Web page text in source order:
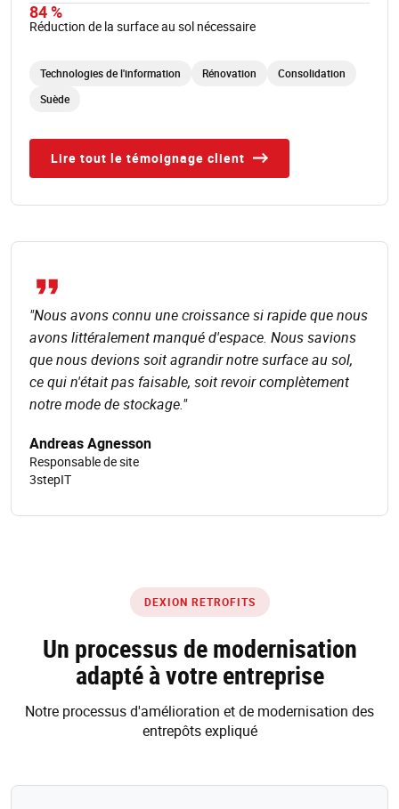
84 %
Réduction de la surface au sol nécessaire
Technologies de l'information Rénovation
Consolidation
Suède
Lire tout le témoignage client
"Nous avons connu une croissance si rapide que nous
avons littéralement manqué d'espace. Nous savions
que nous devions soit agrandir notre surface au sol,
ce qui n'était pas faisable, soit revoir complètement
notre mode de stockage."
Andreas Agnesson
Responsable de site
3stepIT
DEXION RETROFITS
Un processus de modernisation
adapté à votre entreprise
Notre processus d'amélioration et de modernisation des
entrepôts expliqué